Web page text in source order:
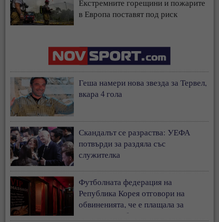
Екстремните горещини и пожарите
в Европа поставят под риск
Геша намери нова звезда за Тервел,
вкара 4 гола
Скандалът се разраства: УЕФА
потвърди за раздяла със
служителка
Футболната федерация на
Република Корея отговори на
обвиненията, че е плащала за
сексуални забавления на съдии